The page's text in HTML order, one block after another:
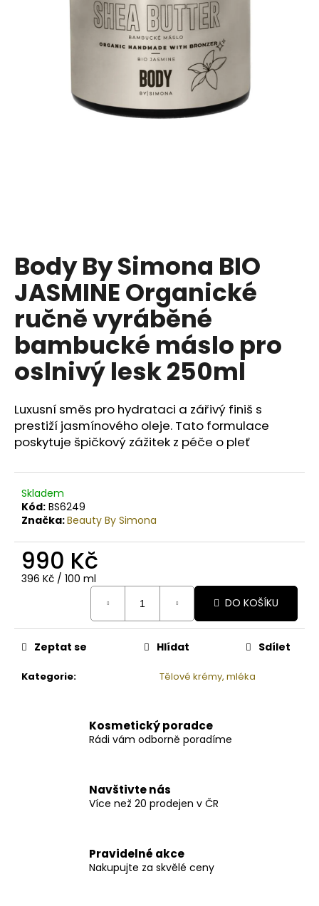
Body By Simona BIO
JASMINE Organické
ručně vyráběné
bambucké máslo pro
oslnivý lesk 250ml
Luxusní směs pro hydrataci a zářivý finiš s
prestiží jasmínového oleje. Tato formulace
poskytuje špičkový zážitek z péče o pleť
Skladem
Kód: BS6249
Značka:Beauty By Simona
990 Kč
Měrná
396 Kč / 100 ml
DO KOŠÍKU
Kategorie: Tělové krémy, mléka
Zeptat se Hlídat Sdílet
Kosmetický poradce
Rádi vám odborně poradíme
Navštivte nás
Více než 20 prodejen v ČR
Pravidelné akce
Nakupujte za skvělé ceny
p
o
u
č
u
j
e
m
BODY
BY
BANÁN
ORGANICKÉ
RUČNĚ
VYRÁBĚNÉ
BAMBUCKÉ
MÁSLO
200ML
749
Kč